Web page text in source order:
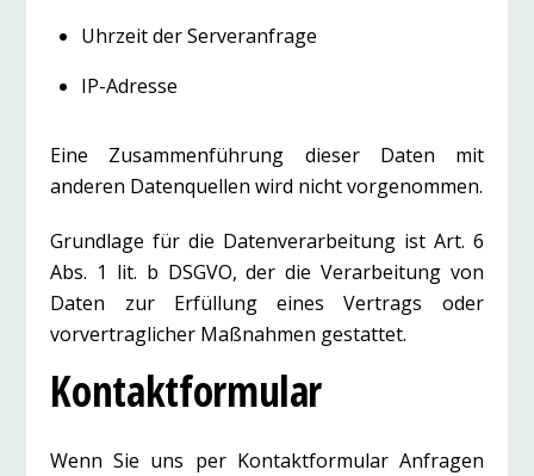
Uhrzeit der Serveranfrage
IP-Adresse
Eine Zusammenführung dieser Daten mit
anderen Datenquellen wird nicht vorgenommen.
Grundlage für die Datenverarbeitung ist Art. 6
Abs. 1 lit. b DSGVO, der die Verarbeitung von
Daten zur Erfüllung eines Vertrags oder
vorvertraglicher Maßnahmen gestattet.
Kontaktformular
Wenn Sie uns per Kontaktformular Anfragen